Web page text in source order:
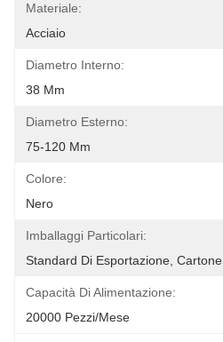
Materiale:
Acciaio
Diametro Interno:
38 Mm
Diametro Esterno:
75-120 Mm
Colore:
Nero
Imballaggi Particolari:
Standard Di Esportazione, Cartone
Capacità Di Alimentazione:
20000 Pezzi/mese